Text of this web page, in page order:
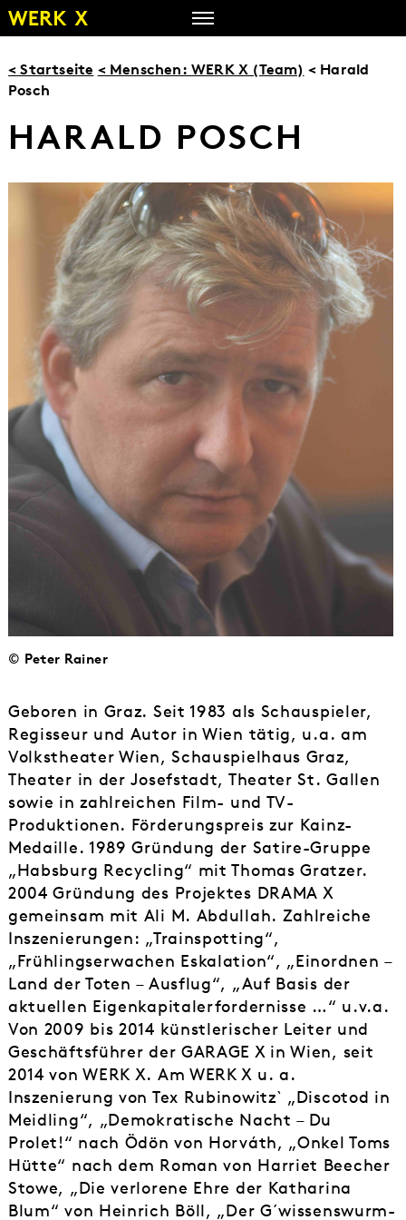
Zum
Inhalt
< Startseite < Menschen: WERK X (Team) < Harald
Posch
HARALD POSCH
© Peter Rainer
Geboren in Graz. Seit 1983 als Schauspieler,
Regisseur und Autor in Wien tätig, u.a. am
Volkstheater Wien, Schauspielhaus Graz,
Theater in der Josefstadt, Theater St. Gallen
sowie in zahlreichen Film- und TV-
Produktionen. Förderungspreis zur Kainz-
Medaille. 1989 Gründung der Satire-Gruppe
„Habsburg Recycling“ mit Thomas Gratzer.
2004 Gründung des Projektes DRAMA X
gemeinsam mit Ali M. Abdullah. Zahlreiche
Inszenierungen: „Trainspotting“,
„Frühlingserwachen Eskalation“, „Einordnen –
Land der Toten – Ausflug“, „Auf Basis der
aktuellen Eigenkapitalerfordernisse …“ u.v.a.
Von 2009 bis 2014 künstlerischer Leiter und
Geschäftsführer der GARAGE X in Wien, seit
2014 von WERK X. Am WERK X u. a.
Inszenierung von Tex Rubinowitz` „Discotod in
Meidling“, „Demokratische Nacht – Du
Prolet!“ nach Ödön von Horváth, „Onkel Toms
Hütte“ nach dem Roman von Harriet Beecher
Stowe, „Die verlorene Ehre der Katharina
Blum“ von Heinrich Böll, „Der G´wissenswurm-